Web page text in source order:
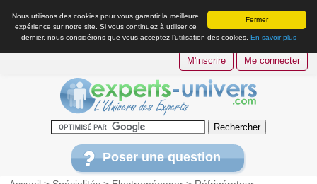
Fermer
Nous utilisons des cookies pour vous garantir la meilleure
expérience sur notre site. Si vous continuez à utiliser ce
dernier, nous considérons que vous acceptez l’utilisation des cookies. En savoir plus
M'inscrire Me connecter
Poser une question